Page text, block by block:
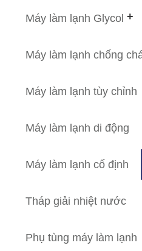
Máy làm lạnh Glycol
Máy làm lạnh chống
Máy làm lạnh tùy chỉnh
Máy làm lạnh di động
Máy làm lạnh cố định
Tháp giải nhiệt nước
Phụ tùng máy làm lạnh